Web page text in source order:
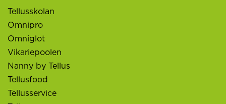
Tellusskolan
Omnipro
Omniglot
Vikariepoolen
Nanny by Tellus
Tellusfood
Tellusservice